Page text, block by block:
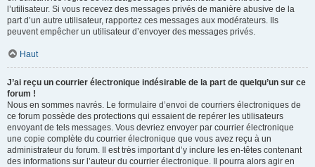
l’utilisateur. Si vous recevez des messages privés de manière abusive de la
part d’un autre utilisateur, rapportez ces messages aux modérateurs. Ils
peuvent empêcher un utilisateur d’envoyer des messages privés.
Haut
J’ai reçu un courrier électronique indésirable de la part de quelqu’un sur ce
forum !
Nous en sommes navrés. Le formulaire d’envoi de courriers électroniques de
ce forum possède des protections qui essaient de repérer les utilisateurs
envoyant de tels messages. Vous devriez envoyer par courrier électronique
une copie complète du courrier électronique que vous avez reçu à un
administrateur du forum. Il est très important d’y inclure les en-têtes contenant
des informations sur l’auteur du courrier électronique. Il pourra alors agir en